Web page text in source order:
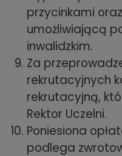
przycinkami
umożliwiającą
inwalidzkim.
Za
rekrutacyjnych
rekrutacyjną,
Rektor Uczelni.
Poniesiona
podlega